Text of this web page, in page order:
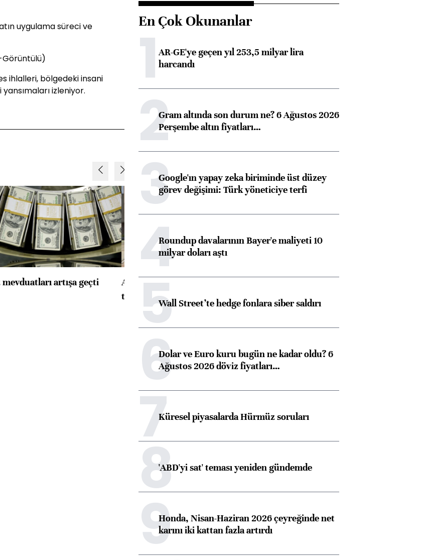
uygulama süreci ve
ihlalleri, bölgedeki insani
izleniyor.
artışa geçti
ABD'de konut başlangıçları
toparlandı
konusunda Unicredit ile
En Çok Okunanlar
1AR-GE'ye geçen yıl 253,5 milyar lira
harcandı
2Gram altında son durum ne? 6 Ağustos 2026
Perşembe altın fiyatları…
3Google'ın yapay zeka biriminde üst düzey
görev değişimi: Türk yöneticiye terfi
4Roundup davalarının Bayer'e maliyeti 10
milyar doları aştı
5Wall Street’te hedge fonlara siber saldırı
6Dolar ve Euro kuru bugün ne kadar oldu? 6
Ağustos 2026 döviz fiyatları…
7Küresel piyasalarda Hürmüz soruları
8'ABD'yi sat' teması yeniden gündemde
9Honda, Nisan-Haziran 2026 çeyreğinde net
karını iki kattan fazla artırdı